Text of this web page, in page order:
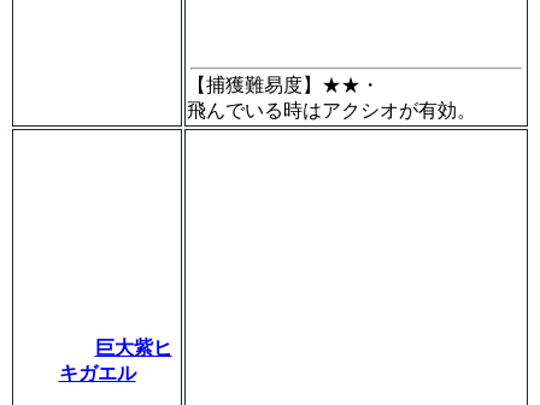
【捕獲難易度】 ★★・
飛んでいる時はアクシオが有効。
巨大紫ヒ
キガエル